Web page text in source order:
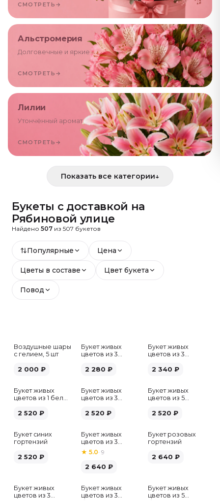
СМОТРЕТЬ →
Альстромерия
Долговечные и яркие
СМОТРЕТЬ →
Лилии
Утончённый аромат
СМОТРЕТЬ →
Показать все категории↓
Букеты с доставкой на
Рябиновой улице
Найдено 507 из 507 букетов
Популярные Цена
Цветы в составе Цвет букета
Повод
Воздушные шары
с гелием, 5 шт
2 000 ₽
Букет живых
цветов из 3
2 280 ₽
Букет живых
цветов из 3
2 340 ₽
Букет живых
цветов из 1 белой
2 520 ₽
Букет живых
цветов из 3
2 520 ₽
Букет живых
цветов из 5
микс
2 520 ₽
Букет синих
гортензий
2 520 ₽
Букет живых
цветов из 3
розовых пионов
★ 5.0· 9
2 640 ₽
Букет розовых
гортензий
2 640 ₽
Букет живых
цветов из 3
Букет живых
цветов из 3
Хит
Букет живых
цветов из 5